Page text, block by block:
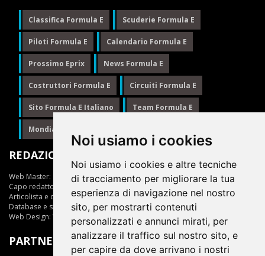
Noi usiamo i cookies
Noi usiamo i cookies e altre tecniche
di tracciamento per migliorare la tua
esperienza di navigazione nel nostro
sito, per mostrarti contenuti
personalizzati e annunci mirati, per
analizzare il traffico sul nostro sito, e
per capire da dove arrivano i nostri
Classifica Formula E Scuderie Formula E
Piloti Formula E Calendario Formula E
Prossimo Eprix News Formula E
Costruttori Formula E Circuiti Formula E
Sito Formula E Italiano Team Formula E
Mondiale Formula E
REDAZIONE
Web Master:
Ing.Daniele Muscarella
Capo redattore:
Articolista e opinionista:Giuseppe Cianci
Database e statistiche:Marcella Toschi
Web Design: Vittorio Arena
PARTNER